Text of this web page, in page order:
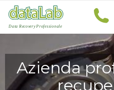
Azienda